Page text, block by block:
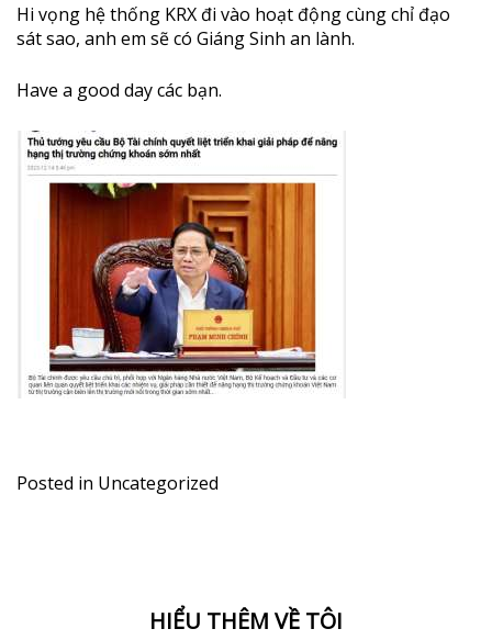
Hi vọng hệ thống KRX đi vào hoạt động cùng chỉ đạo
sát sao, anh em sẽ có Giáng Sinh an lành.
Have a good day các bạn.
Posted in Uncategorized
HIỂU THÊM VỀ TÔI